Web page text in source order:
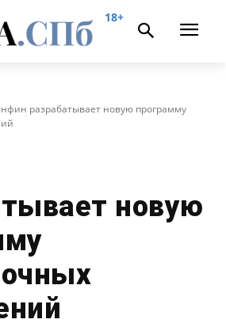
18+
разрабатывает новую программу
новую